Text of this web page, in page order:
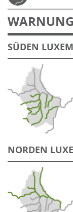
SÜDEN
NORDEN